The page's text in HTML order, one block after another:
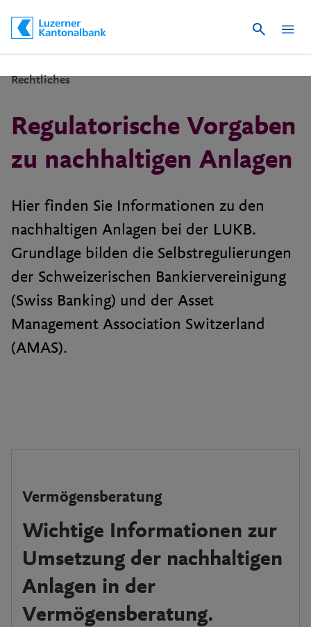
Suche
Rechtliches
Regulatorische Vorgaben
zu nachhaltigen Anlagen
Hier finden Sie Informationen zu den
nachhaltigen Anlagen bei der LUKB.
Grundlage bilden die Selbstregulierungen
der Schweizerischen Bankiervereinigung
(Swiss Banking) und der Asset
Management Association Switzerland
(AMAS).
Vermögensberatung
Wichtige Informationen zur
Umsetzung der nachhaltigen
Anlagen in der
Vermögensberatung.